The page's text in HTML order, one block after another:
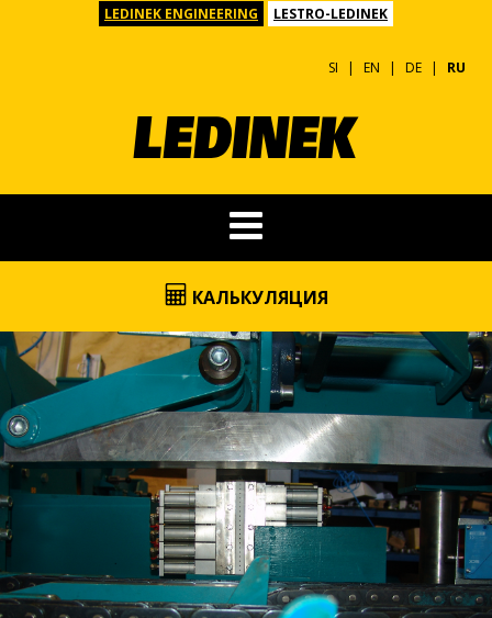
LEDINEK ENGINEERING LESTRO-LEDINEK
SI EN DE RU
КАЛЬКУЛЯЦИЯ